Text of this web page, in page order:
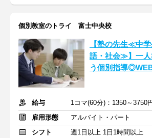
個別教室のトライ 富士中央校
【塾の先生≪中
語・社会≫】一人
う個別指導
給与
1コマ(60分)：1350～3750
雇用形態
アルバイト・パート
シフト
週1日以上 1日1時間以上